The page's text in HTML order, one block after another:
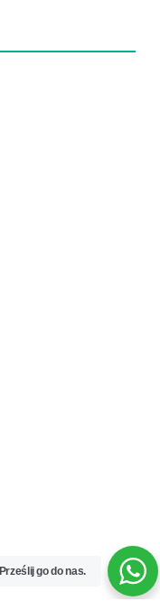
Prześlij go do nas.